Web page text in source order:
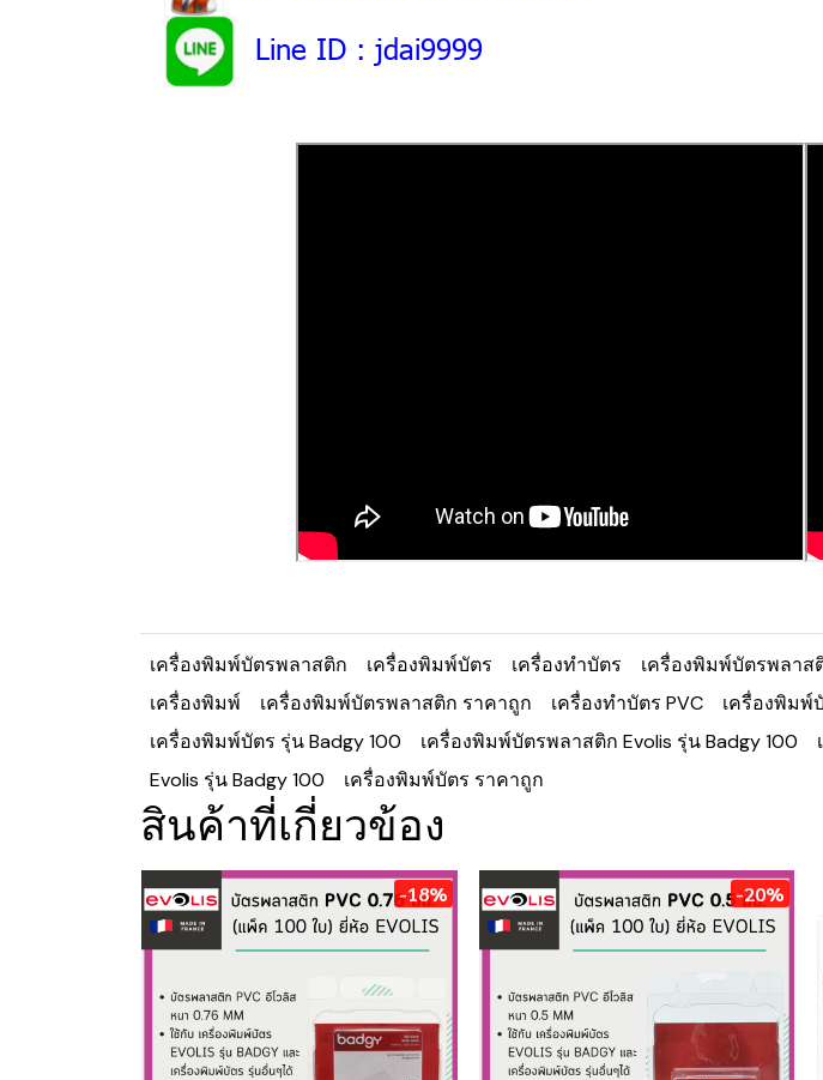
Line ID : jdai9999
เครื่องพิมพ์บัตรพลาสติก เครื่องพิมพ์บัตร เครื่องทำบัตร เครื่องพิมพ์บัตรพลาส
เครื่องพิมพ์
เครื่องพิมพ์บัตรพลาสติก ราคาถูก เครื่องทำบัตร PVC เครื่องพิมพ์
เครื่องพิมพ์บัตร รุ่น Badgy 100
เครื่องพิมพ์บัตรพลาสติก Evolis รุ่น Badgy 100
Evolis รุ่น Badgy 100
เครื่องพิมพ์บัตร ราคาถูก
สินค้าที่เกี่ยวข้อง
-18% -20%